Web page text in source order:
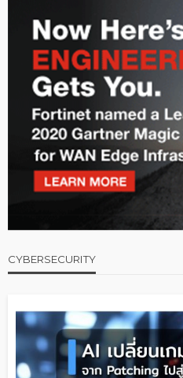
CYBERSECURITY